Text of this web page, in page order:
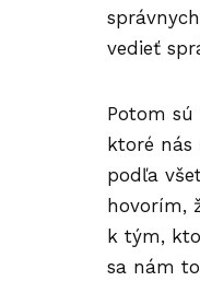
vedieť
Potom sú
ktoré nás
podľa
hovorím,
k tým,
sa nám